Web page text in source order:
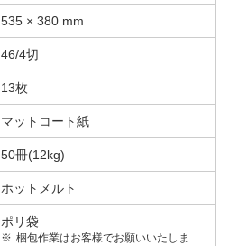
535 × 380 mm
46/4切
13枚
マットコート紙
50冊(12kg)
ホットメルト
ポリ袋
梱包作業はお客様でお願いいたしま